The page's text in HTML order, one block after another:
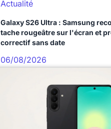
Actualité
Galaxy S26 Ultra : Samsung
tache rougeâtre sur l'écran et
correctif sans date
06/08/2026